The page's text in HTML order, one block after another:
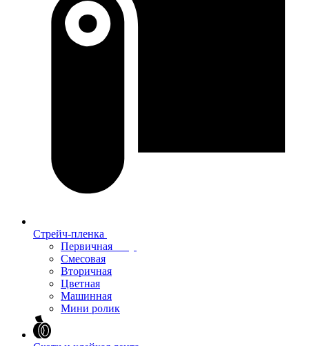
Стрейч-пленка
Первичная
Смесовая
Вторичная
Цветная
Машинная
Мини ролик